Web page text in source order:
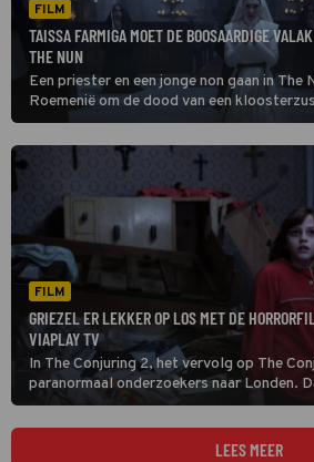
FILM
TAISSA FARMIGA MOET DE BOOSAARDIGE
THE NUN
Een priester en een jonge non gaan in The
Roemenië om de dood van een
treffen er een duister geheim aan.
FILM
GRIEZEL ER LEKKER OP LOS MET DE
VIAPLAY TV
In The Conjuring 2, het vervolg op The
paranormaal onderzoekers naar Londen.
bovennatuurlijks aan de hand.
LEES MEER